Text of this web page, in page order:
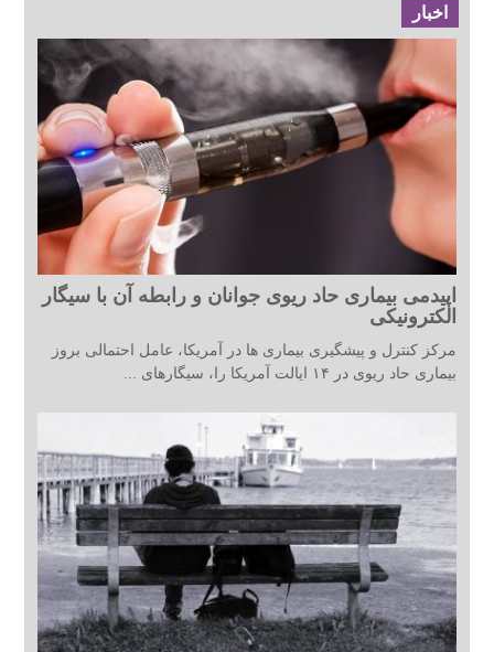
اخبار
اپیدمی بیماری حاد ریوی جوانان و رابطه آن با سیگار
الکترونیکی
مرکز کنترل و پیشگیری بیماری ها در آمریکا، عامل احتمالی بروز
بیماری حاد ریوی در ۱۴ ایالت آمریکا را، سیگارهای ...